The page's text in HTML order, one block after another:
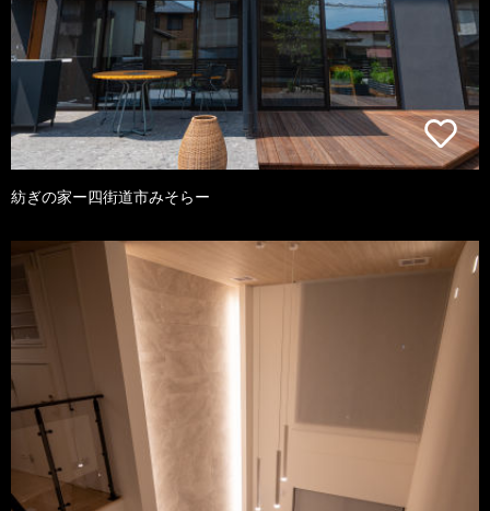
紡ぎの家ー四街道市みそらー